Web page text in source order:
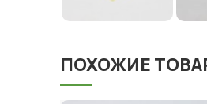
ПОХОЖИЕ